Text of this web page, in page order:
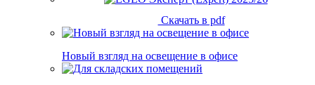
Скачать в pdf
Новый взгляд на освещение в офисе